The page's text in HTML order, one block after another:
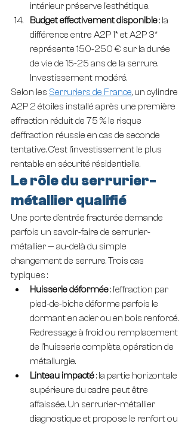
intérieur préserve l'esthétique.
Budget effectivement disponible : la
différence entre A2P 1* et A2P 3*
représente 150-250 € sur la durée
de vie de 15-25 ans de la serrure.
Investissement modéré.
Selon les Serruriers de France, un cylindre
A2P 2 étoiles installé après une première
effraction réduit de 75 % le risque
d'effraction réussie en cas de seconde
tentative. C'est l'investissement le plus
rentable en sécurité résidentielle.
Le rôle du serrurier-
métallier qualifié
Une porte d'entrée fracturée demande
parfois un savoir-faire de serrurier-
métallier — au-delà du simple
changement de serrure. Trois cas
typiques :
Huisserie déformée : l'effraction par
pied-de-biche déforme parfois le
dormant en acier ou en bois renforcé.
Redressage à froid ou remplacement
de l'huisserie complète, opération de
métallurgie.
Linteau impacté : la partie horizontale
supérieure du cadre peut être
affaissée. Un serrurier-métallier
diagnostique et propose le renfort ou